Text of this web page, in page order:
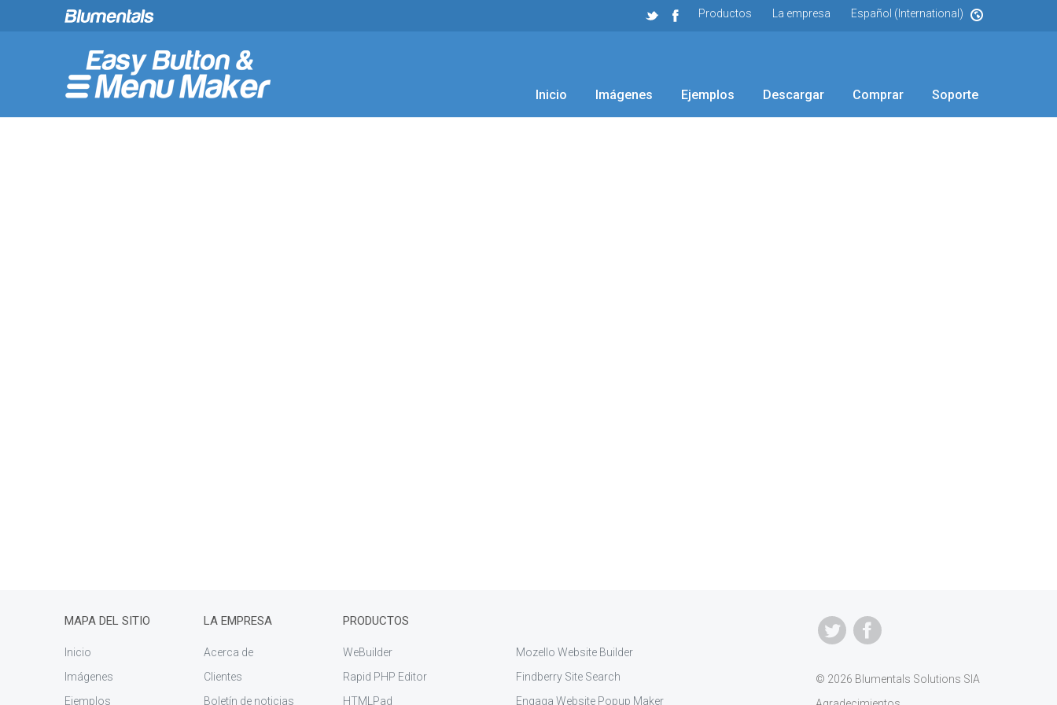
Productos La empresa Español (International)
Inicio Imágenes Ejemplos Descargar Comprar Soporte
© 2026 Blumentals Solutions SIA
MAPA DEL SITIO
Inicio
Imágenes
Ejemplos
LA EMPRESA
Acerca de
Clientes
Boletín de noticias
PRODUCTOS
WeBuilder
Rapid PHP Editor
HTMLPad
Mozello Website Builder
Findberry Site Search
Engaga Website Popup Maker